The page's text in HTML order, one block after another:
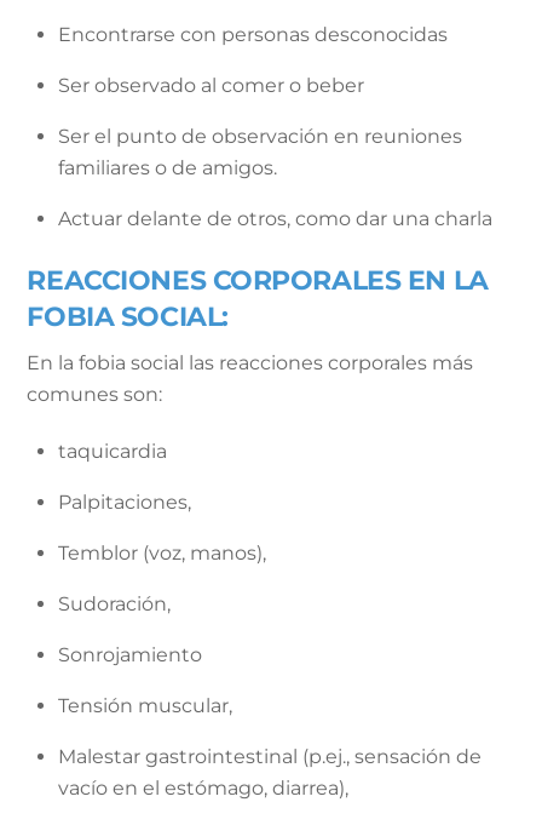
Encontrarse con personas desconocidas
Ser observado al comer o beber
Ser el punto de observación en reuniones
familiares o de amigos.
Actuar delante de otros, como dar una charla
REACCIONES CORPORALES EN LA
FOBIA SOCIAL:
En la fobia social las reacciones corporales más
comunes son:
taquicardia
Palpitaciones,
Temblor (voz, manos),
Sudoración,
Sonrojamiento
Tensión muscular,
Malestar gastrointestinal (p.ej., sensación de
vacío en el estómago, diarrea),